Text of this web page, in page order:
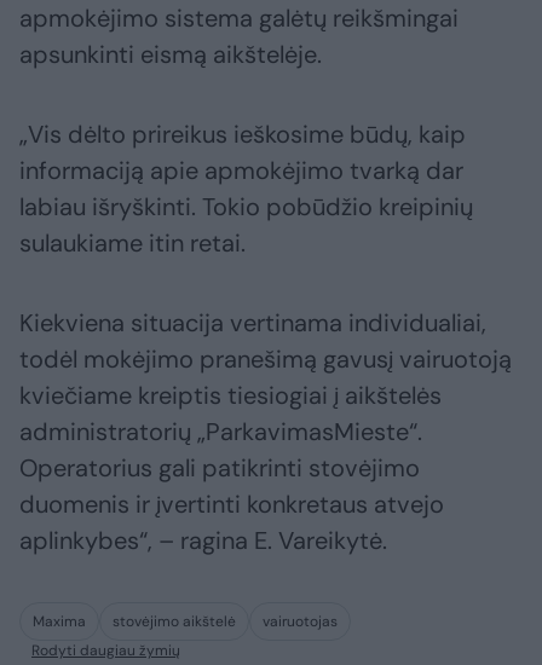
apmokėjimo sistema galėtų reikšmingai
apsunkinti eismą aikštelėje.
„Vis dėlto prireikus ieškosime būdų, kaip
informaciją apie apmokėjimo tvarką dar
labiau išryškinti. Tokio pobūdžio kreipinių
sulaukiame itin retai.
Kiekviena situacija vertinama individualiai,
todėl mokėjimo pranešimą gavusį vairuotoją
kviečiame kreiptis tiesiogiai į aikštelės
administratorių „ParkavimasMieste“.
Operatorius gali patikrinti stovėjimo
duomenis ir įvertinti konkretaus atvejo
aplinkybes“, – ragina E. Vareikytė.
Maxima stovėjimo aikštelė
vairuotojas
Rodyti daugiau žymių